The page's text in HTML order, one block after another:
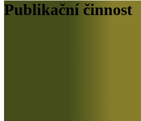
Publikační činnost